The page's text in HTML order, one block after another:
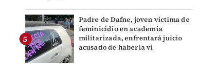
Padre de Dafne, joven víctima de
feminicidio en academia
militarizada, enfrentará juicio
acusado de haberla vi